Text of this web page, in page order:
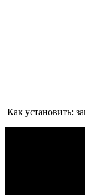
Как установить: